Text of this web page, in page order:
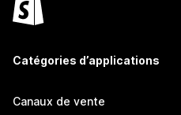
Catégories d’applications
Canaux de vente